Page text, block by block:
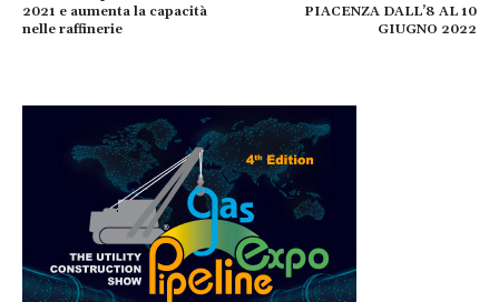
2021 e aumenta la capacità
nelle raffinerie
PIACENZA DALL’8 AL 10
GIUGNO 2022